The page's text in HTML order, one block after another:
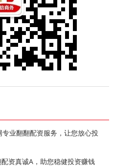
业翻翻配资服务，让您放心投
资真诚A，助您稳健投资赚钱